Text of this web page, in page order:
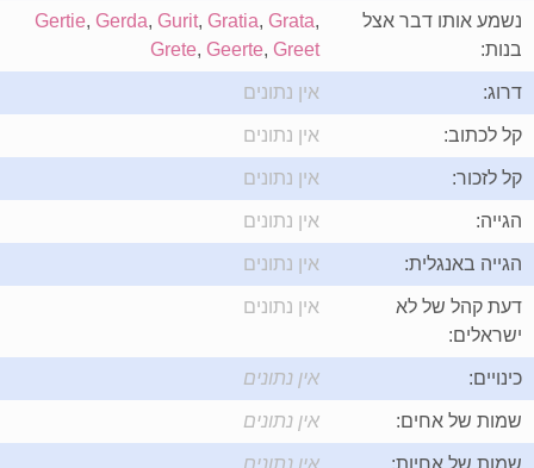
נשמע אותו דבר אצל
בנות:
Gertie ,Gerda ,Gurit ,Gratia ,Grata
Grete ,Geerte ,Greet
דרוג: אין נתונים
קל לכתוב: אין נתונים
קל לזכור: אין נתונים
הגייה: אין נתונים
הגייה באנגלית: אין נתונים
דעת קהל של לא
ישראלים:
אין נתונים
כינויים: אין נתונים
שמות של אחים: אין נתונים
שמות של אחיות: אין נתונים